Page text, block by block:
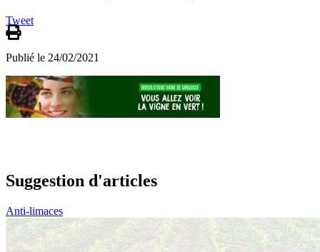
Tweet
Publié le 24/02/2021
Suggestion d'articles
Anti-limaces